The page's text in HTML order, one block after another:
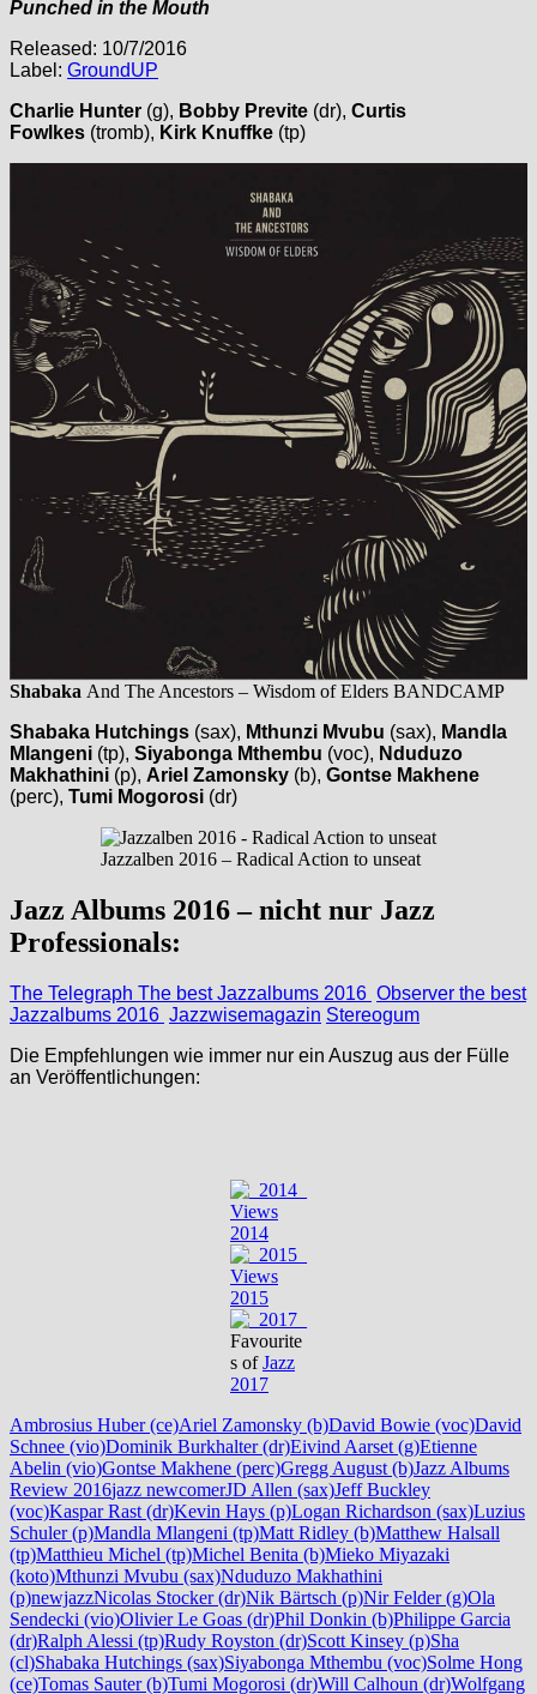
Punched in the Mouth
Released: 10/7/2016
Label: GroundUP
Charlie Hunter (g), Bobby Previte (dr), Curtis
Fowlkes (tromb), Kirk Knuffke (tp)
Shabaka And The Ancestors – Wisdom of Elders BANDCAMP
Shabaka Hutchings (sax), Mthunzi Mvubu (sax), Mandla
Mlangeni (tp), Siyabonga Mthembu (voc), Nduduzo
Makhathini (p), Ariel Zamonsky (b), Gontse Makhene
(perc), Tumi Mogorosi (dr)
Jazzalben 2016 – Radical Action to unseat
Jazz Albums 2016 – nicht nur Jazz
Professionals:
The Telegraph The best Jazzalbums 2016 Observer the best
Jazzalbums 2016 Jazzwisemagazin Stereogum
Die Empfehlungen wie immer nur ein Auszug aus der Fülle
an Veröffentlichungen:
Views
2014
Views
2015
Favourite
s ofJazz
2017
Ambrosius Huber (ce)Ariel Zamonsky (b)David Bowie (voc)David
Schnee (vio)Dominik Burkhalter (dr)Eivind Aarset (g)Etienne
Abelin (vio)Gontse Makhene (perc)Gregg August (b)Jazz Albums
Review 2016jazz newcomerJD Allen (sax)Jeff Buckley
(voc)Kaspar Rast (dr)Kevin Hays (p)Logan Richardson (sax)Luzius
Schuler (p)Mandla Mlangeni (tp)Matt Ridley (b)Matthew Halsall
(tp)Matthieu Michel (tp)Michel Benita (b)Mieko Miyazaki
(koto)Mthunzi Mvubu (sax)Nduduzo Makhathini
(p)newjazzNicolas Stocker (dr)Nik Bärtsch (p)Nir Felder (g)Ola
Sendecki (vio)Olivier Le Goas (dr)Phil Donkin (b)Philippe Garcia
(dr)Ralph Alessi (tp)Rudy Royston (dr)Scott Kinsey (p)Sha
(cl)Shabaka Hutchings (sax)Siyabonga Mthembu (voc)Solme Hong
(ce)Tomas Sauter (b)Tumi Mogorosi (dr)Will Calhoun (dr)Wolfgang